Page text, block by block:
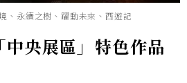
、永續之樹、躍動未來、西遊記
中央展區」特色作品